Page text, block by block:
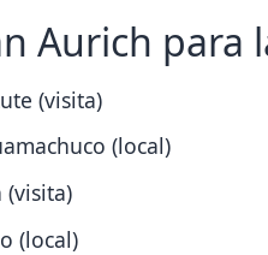
Aurich para
(visita)
(local)
(visita)
(local)